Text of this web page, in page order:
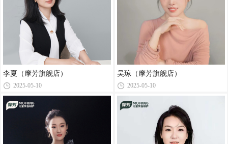
李夏（摩芳旗舰店）
2025-05-10
吴琼（摩芳旗舰店）
2025-05-10